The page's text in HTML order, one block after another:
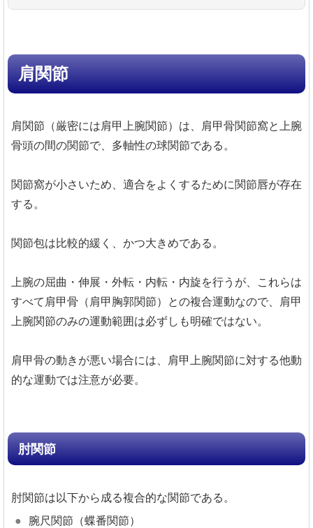
肩関節
肩関節（厳密には肩甲上腕関節）は、肩甲骨関節窩と上腕
骨頭の間の関節で、多軸性の球関節である。
関節窩が小さいため、適合をよくするために関節唇が存在
する。
関節包は比較的緩く、かつ大きめである。
上腕の屈曲・伸展・外転・内転・内旋を行うが、これらは
すべて肩甲骨（肩甲胸郭関節）との複合運動なので、肩甲
上腕関節のみの運動範囲は必ずしも明確ではない。
肩甲骨の動きが悪い場合には、肩甲上腕関節に対する他動
的な運動では注意が必要。
肘関節
肘関節は以下から成る複合的な関節である。
腕尺関節（蝶番関節）